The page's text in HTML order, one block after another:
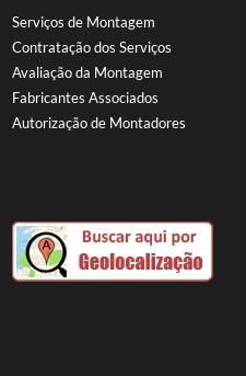
Serviços de Montagem
Contratação dos Serviços
Avaliação da Montagem
Fabricantes Associados
Autorização de Montadores